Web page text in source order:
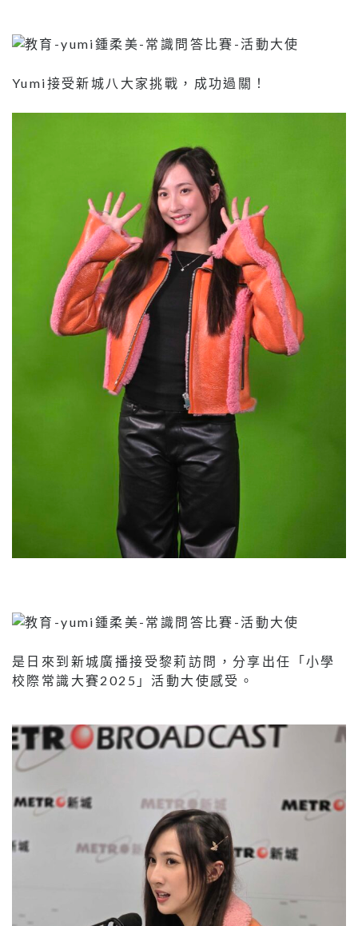
Yumi接受新城八大家挑戰，成功過關！
是日來到新城廣播接受黎莉訪問，分享出任「小學
校際常識大賽2025」活動大使感受。